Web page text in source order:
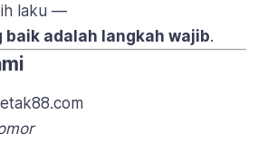
laku —
baik adalah langkah wajib.